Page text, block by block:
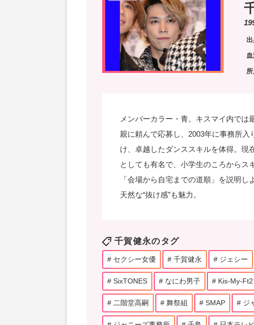
血
メンバーカラー・青。キスマイ内では
親に頼んで応募し、2003年に事務所
け、卓越したダンススキルを体得。現
としても有名で、小学生のころから
「会場から自宅までの道順」を説明し
天然な“抜け感”も魅力。
千賀健永のタグ
セクシー女優 千賀健永 ジェシー
SixTONES なにわ男子 Kis-My-Ft2
二階堂高嗣 舞祭組 SMAP ジ